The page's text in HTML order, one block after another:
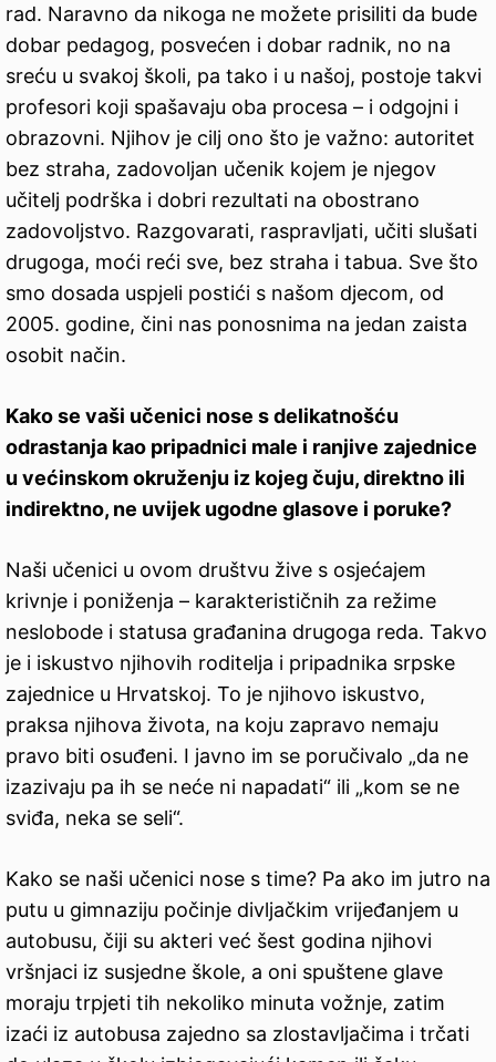
rad. Naravno da nikoga ne možete prisiliti da bude
dobar pedagog, posvećen i dobar radnik, no na
sreću u svakoj školi, pa tako i u našoj, postoje takvi
profesori koji spašavaju oba procesa – i odgojni i
obrazovni. Njihov je cilj ono što je važno: autoritet
bez straha, zadovoljan učenik kojem je njegov
učitelj podrška i dobri rezultati na obostrano
zadovoljstvo. Razgovarati, raspravljati, učiti slušati
drugoga, moći reći sve, bez straha i tabua. Sve što
smo dosada uspjeli postići s našom djecom, od
2005. godine, čini nas ponosnima na jedan zaista
osobit način.
Kako se vaši učenici nose s delikatnošću
odrastanja kao pripadnici male i ranjive zajednice
u većinskom okruženju iz kojeg čuju, direktno ili
indirektno, ne uvijek ugodne glasove i poruke?
Naši učenici u ovom društvu žive s osjećajem
krivnje i poniženja – karakterističnih za režime
neslobode i statusa građanina drugoga reda. Takvo
je i iskustvo njihovih roditelja i pripadnika srpske
zajednice u Hrvatskoj. To je njihovo iskustvo,
praksa njihova života, na koju zapravo nemaju
pravo biti osuđeni. I javno im se poručivalo „da ne
izazivaju pa ih se neće ni napadati“ ili „kom se ne
sviđa, neka se seli“.
Kako se naši učenici nose s time? Pa ako im jutro na
putu u gimnaziju počinje divljačkim vrijeđanjem u
autobusu, čiji su akteri već šest godina njihovi
vršnjaci iz susjedne škole, a oni spuštene glave
moraju trpjeti tih nekoliko minuta vožnje, zatim
izaći iz autobusa zajedno sa zlostavljačima i trčati